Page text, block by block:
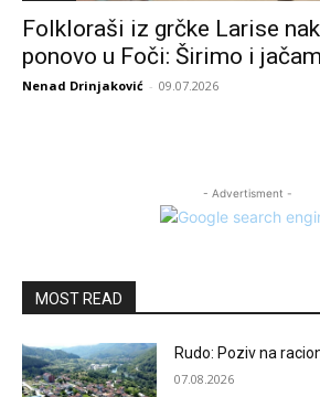
Folkloraši iz grčke Larise
ponovo u Foči: Širimo i
Nenad Drinjaković - 09.07.2026
- Advertisment -
MOST READ
Rudo: Poziv na
07.08.2026